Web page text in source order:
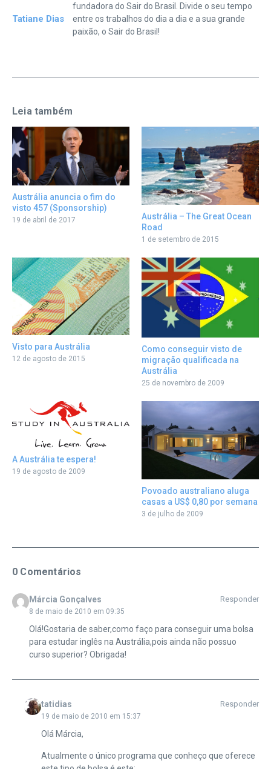
Tatiane Dias
fundadora do Sair do Brasil. Divide o seu tempo
entre os trabalhos do dia a dia e a sua grande
paixão, o Sair do Brasil!
Leia também
Austrália anuncia o fim do
visto 457 (Sponsorship)
19 de abril de 2017
Austrália – The Great Ocean
Road
1 de setembro de 2015
Visto para Austrália
12 de agosto de 2015
Como conseguir visto de
migração qualificada na
Austrália
25 de novembro de 2009
A Austrália te espera!
19 de agosto de 2009
Povoado australiano aluga
casas a US$ 0,80 por semana
3 de julho de 2009
0 Comentários
Márcia Gonçalves
8 de maio de 2010 em 09:35
Responder
Olá!Gostaria de saber,como faço para conseguir uma bolsa
para estudar inglês na Austrália,pois ainda não possuo
curso superior? Obrigada!
tatidias
19 de maio de 2010 em 15:37
Responder
Olá Márcia,
Atualmente o único programa que conheço que oferece